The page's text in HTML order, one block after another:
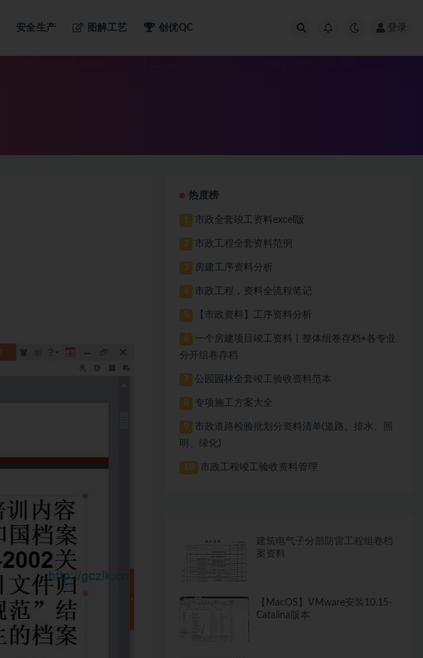
安全生产 图解工艺 创优QC 登录
热度榜
1 市政全套竣工资料excel版
2 市政工程全套资料范例
3 房建工序资料分析
4 市政工程，资料全流程笔记
5 【市政资料】工序资料分析
6
一个房建项目竣工资料丨整体组卷存档+各专业
分开组卷存档
7 公园园林全套竣工验收资料范本
8 专项施工方案大全
9
市政道路检验批划分资料清单(道路、排水、照
明、绿化)
10 市政工程竣工验收资料管理
建筑电气子分部防雷工程组卷档
案资料
【MacOS】VMware安装10.15-
Catalina版本